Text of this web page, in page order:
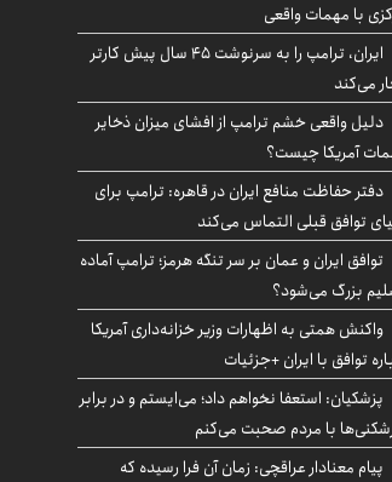
با مهمات واقعی
ایران، ترامپ را به سرنوشت ۴۵ سال پیش کارتر
می‌کند
دلیل واقعی خشم ترامپ از افشای میزان ذخایر
آمریکا چیست؟
دفتر حفاظت منافع ایران در قاهره: ترامپ برای
توافق قبلی التماس می‌کند
توافق ایران و عمان بر سر تنگه هرمز؛ ترامپ آماده
بزرگ می‌شود؟
واکنش همتی به اظهارات وزیر خزانه‌داری آمریکا
توافق با ایران +جزئیات
پزشکیان: استعفا نخواهم داد؛ می‌ایستم و در برابر
با مردم صحبت می‌کنم
پیام معنادار عراقچی: زمان آن فرا رسیده که